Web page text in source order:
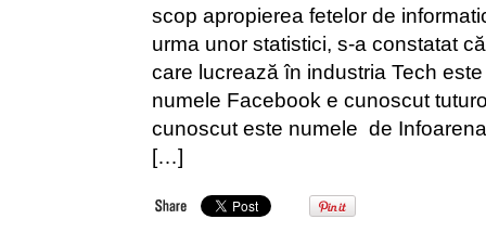
scop apropierea fetelor de
urma unor statistici, s-a constatat
care lucrează în industria Tech
numele Facebook e cunoscut
cunoscut este numele de
[…]